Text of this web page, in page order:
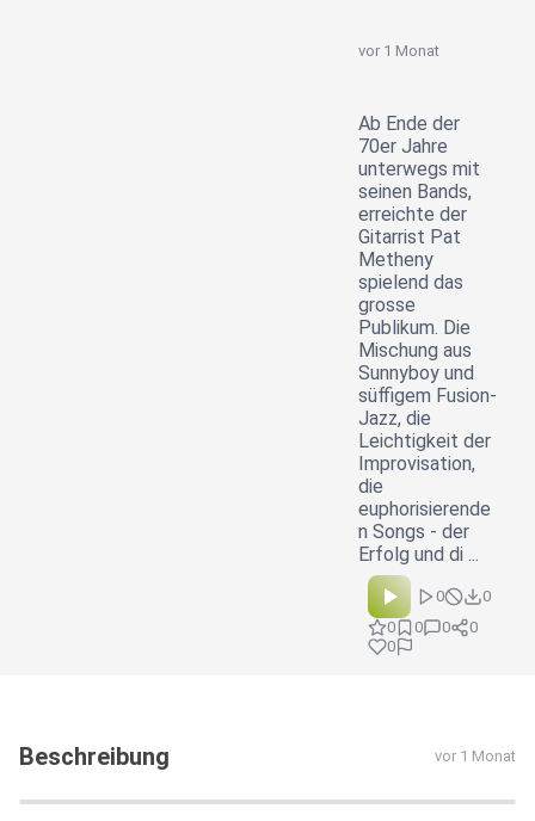
vor 1 Monat
Ab Ende der
70er Jahre
unterwegs mit
seinen Bands,
erreichte der
Gitarrist Pat
Metheny
spielend das
grosse
Publikum. Die
Mischung aus
Sunnyboy und
süffigem Fusion-
Jazz, die
Leichtigkeit der
Improvisation,
die
euphorisierende
n Songs - der
Erfolg und di ...
0
0
0
0 0
0
0
Beschreibung vor 1 Monat